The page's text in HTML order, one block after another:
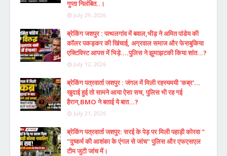
गुप्ता निलंबित..।
July 29, 2026
ब्रेकिंग जशपुर : पत्थलगांव में बवाल,भीड़ ने अमित पांडेय की
कॉलर पकड़कर की खिंचाई, अग्रवाल समाज और फेसबुकिया
एक्टिविस्ट आपस में भिड़े....पुलिस ने झूमाझटकी किया शांत...?
July 12, 2026
ब्रेकिंग पत्रवार्ता जशपुर : जंगल में मिली रहस्यमयी 'कब्र'...
खुदाई हुई तो सामने आया ऐसा सच, पुलिस भी रह गई
हैरान,BMO ने बताई ये बात...?
July 31, 2026
ब्रेकिंग पत्रवार्ता जशपुर: सरई के पेड़ पर मिली पहाड़ी कोरवा "
"दुष्कर्म की आशंका के एंगल से जांच" पुलिस और एफएसएल
टीम जुटी जांच में।